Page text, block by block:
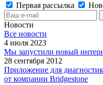
Первая рассылка
Новости
Все новости
4 июля 2023
Мы запустили новый
28 сентября 2012
Приложение для
от компании Bridgestone